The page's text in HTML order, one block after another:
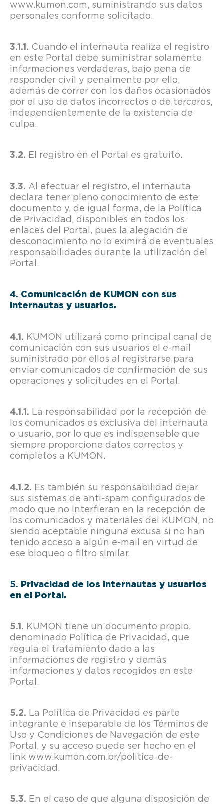
www.kumon.com, suministrando sus datos
personales conforme solicitado.
Cuando el internauta realiza el registro
en este Portal debe suministrar solamente
informaciones verdaderas, bajo pena de
responder civil y penalmente por ello,
además de correr con los daños ocasionados
por el uso de datos incorrectos o de terceros,
independientemente de la existencia de
culpa.
El registro en el Portal es gratuito.
Al efectuar el registro, el internauta
declara tener pleno conocimiento de este
documento y, de igual forma, de la Política
de Privacidad, disponibles en todos los
enlaces del Portal, pues la alegación de
desconocimiento no lo eximirá de eventuales
responsabilidades durante la utilización del
Portal.
Comunicación de KUMON con sus
internautas y usuarios.
KUMON utilizará como principal canal de
comunicación con sus usuarios el e-mail
suministrado por ellos al registrarse para
enviar comunicados de confirmación de sus
operaciones y solicitudes en el Portal.
La responsabilidad por la recepción de
los comunicados es exclusiva del internauta
o usuario, por lo que es indispensable que
siempre proporcione datos correctos y
completos a KUMON.
Es también su responsabilidad dejar
sus sistemas de anti-spam configurados de
modo que no interfieran en la recepción de
los comunicados y materiales del KUMON, no
siendo aceptable ninguna excusa si no han
tenido acceso a algún e-mail en virtud de
ese bloqueo o filtro similar.
Privacidad de los internautas y usuarios
en el Portal.
KUMON tiene un documento propio,
denominado Política de Privacidad, que
regula el tratamiento dado a las
informaciones de registro y demás
informaciones y datos recogidos en este
Portal.
La Política de Privacidad es parte
integrante e inseparable de los Términos de
Uso y Condiciones de Navegación de este
Portal, y su acceso puede ser hecho en el
link www.kumon.com.br/politica-de-
privacidad.
En el caso de que alguna disposición de